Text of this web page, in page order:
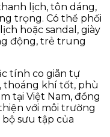
lịch, tôn dáng,
trọng. Có thể phối
hoặc sandal, giày
động, trẻ trung
tính co giãn tự
thoáng khí tốt, phù
tại Việt Nam, đồng
với môi trường
sưu tập của